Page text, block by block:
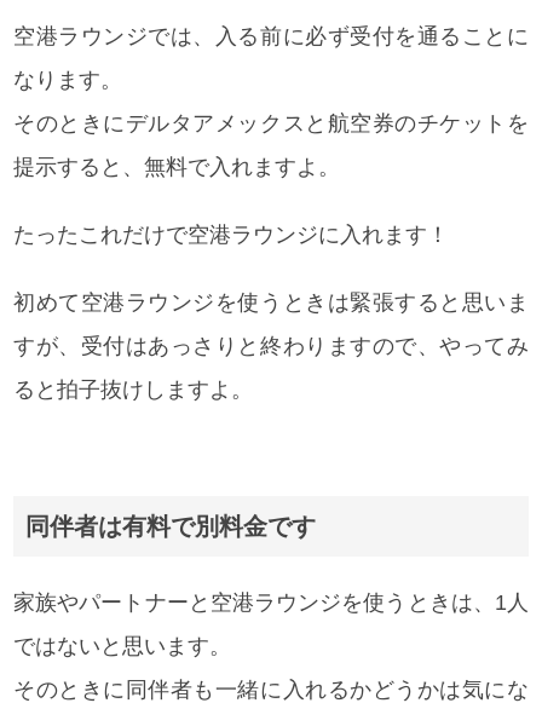
空港ラウンジでは、入る前に必ず受付を通ることに
なります。
そのときに デルタアメックスと航空券のチケットを
提示すると、無料で入れますよ。
たったこれだけで空港ラウンジに入れます！
初めて空港ラウンジを使うときは緊張すると思いま
すが、受付はあっさりと終わりますので、やってみ
ると拍子抜けしますよ。
同伴者は有料で別料金です
家族やパートナーと空港ラウンジを使うときは、1人
ではないと思います。
そのときに同伴者も一緒に入れるかどうかは気にな